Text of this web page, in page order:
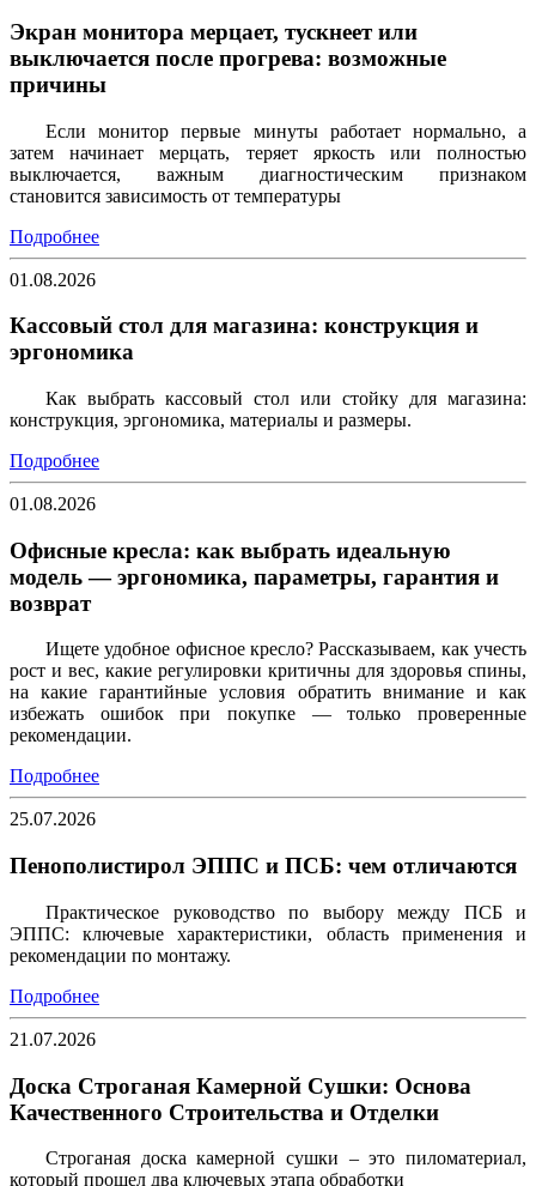
Экран монитора мерцает, тускнеет или
выключается после прогрева: возможные
причины
Если монитор первые минуты работает нормально, а
затем начинает мерцать, теряет яркость или полностью
выключается, важным диагностическим признаком
становится зависимость от температуры
Подробнее
01.08.2026
Кассовый стол для магазина: конструкция и
эргономика
Как выбрать кассовый стол или стойку для магазина:
конструкция, эргономика, материалы и размеры.
Подробнее
01.08.2026
Офисные кресла: как выбрать идеальную
модель — эргономика, параметры, гарантия и
возврат
Ищете удобное офисное кресло? Рассказываем, как учесть
рост и вес, какие регулировки критичны для здоровья спины,
на какие гарантийные условия обратить внимание и как
избежать ошибок при покупке — только проверенные
рекомендации.
Подробнее
25.07.2026
Пенополистирол ЭППС и ПСБ: чем отличаются
Практическое руководство по выбору между ПСБ и
ЭППС: ключевые характеристики, область применения и
рекомендации по монтажу.
Подробнее
21.07.2026
Доска Строганая Камерной Сушки: Основа
Качественного Строительства и Отделки
Строганая доска камерной сушки – это пиломатериал,
который прошел два ключевых этапа обработки